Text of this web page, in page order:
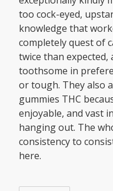
too cock-eyed,
knowledge that
completely quest of
twice than
toothsome in
or tough. They also
gummies THC
enjoyable, and vast
hanging out. The
consistency to
here.